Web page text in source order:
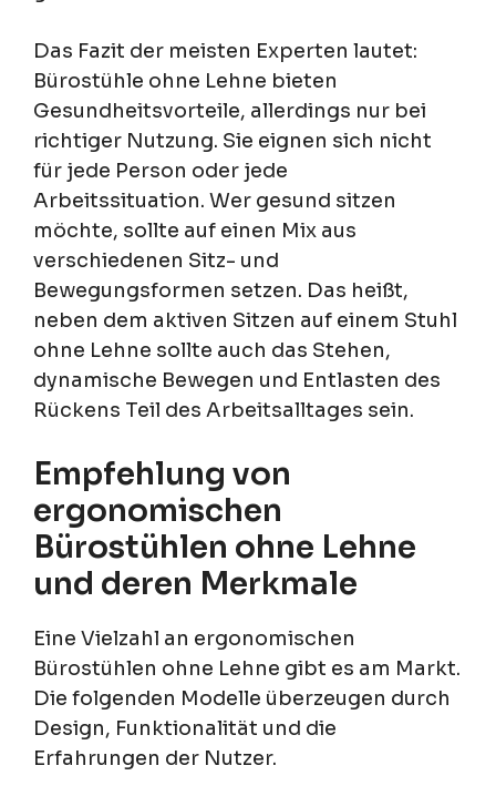
Das Fazit der meisten Experten lautet:
Bürostühle ohne Lehne bieten
Gesundheitsvorteile, allerdings nur bei
richtiger Nutzung. Sie eignen sich nicht
für jede Person oder jede
Arbeitssituation. Wer gesund sitzen
möchte, sollte auf einen Mix aus
verschiedenen Sitz- und
Bewegungsformen setzen. Das heißt,
neben dem aktiven Sitzen auf einem Stuhl
ohne Lehne sollte auch das Stehen,
dynamische Bewegen und Entlasten des
Rückens Teil des Arbeitsalltages sein.
Empfehlung von
ergonomischen
Bürostühlen ohne Lehne
und deren Merkmale
Eine Vielzahl an ergonomischen
Bürostühlen ohne Lehne gibt es am Markt.
Die folgenden Modelle überzeugen durch
Design, Funktionalität und die
Erfahrungen der Nutzer.